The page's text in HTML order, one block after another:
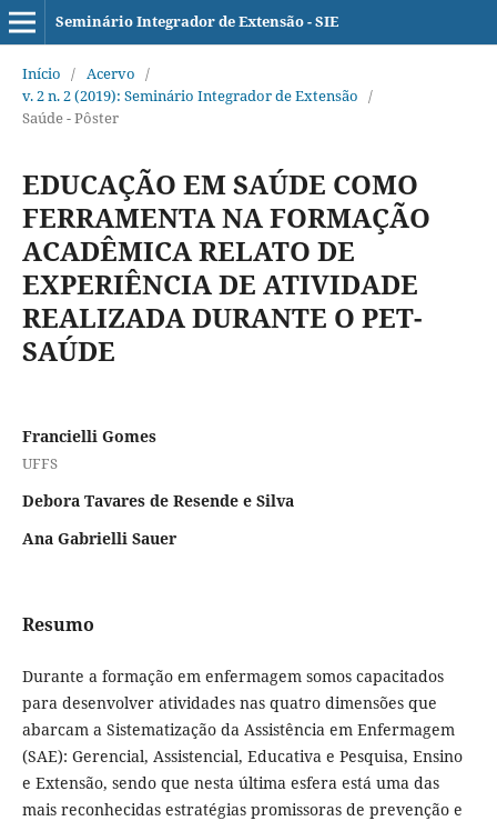
Seminário Integrador de Extensão - SIE
Início / Acervo /
v. 2 n. 2 (2019): Seminário Integrador de Extensão /
Saúde - Pôster
EDUCAÇÃO EM SAÚDE COMO
FERRAMENTA NA FORMAÇÃO
ACADÊMICA RELATO DE
EXPERIÊNCIA DE ATIVIDADE
REALIZADA DURANTE O PET-
SAÚDE
Francielli Gomes
UFFS
Debora Tavares de Resende e Silva
Ana Gabrielli Sauer
Resumo
Durante a formação em enfermagem somos capacitados
para desenvolver atividades nas quatro dimensões que
abarcam a Sistematização da Assistência em Enfermagem
(SAE): Gerencial, Assistencial, Educativa e Pesquisa, Ensino
e Extensão, sendo que nesta última esfera está uma das
mais reconhecidas estratégias promissoras de prevenção e